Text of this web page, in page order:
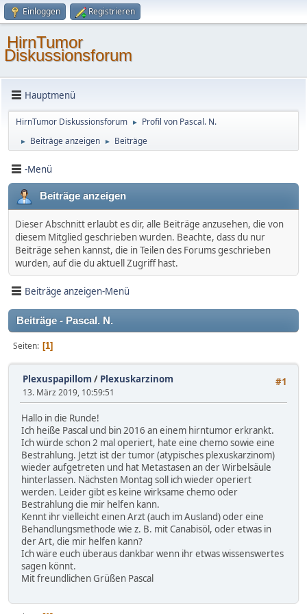
Einloggen Registrieren
HirnTumor
Diskussionsforum
Hauptmenü
HirnTumor Diskussionsforum ► Profil von Pascal. N.
► Beiträge anzeigen ► Beiträge
-Menü
Beiträge anzeigen
Dieser Abschnitt erlaubt es dir, alle Beiträge anzusehen, die von
diesem Mitglied geschrieben wurden. Beachte, dass du nur
Beiträge sehen kannst, die in Teilen des Forums geschrieben
wurden, auf die du aktuell Zugriff hast.
Beiträge anzeigen-Menü
Beiträge - Pascal. N.
Seiten 1
#1
Plexuspapillom / Plexuskarzinom
13. März 2019, 10:59:51
Hallo in die Runde!
Ich heiße Pascal und bin 2016 an einem hirntumor erkrankt.
Ich würde schon 2 mal operiert, hate eine chemo sowie eine
Bestrahlung. Jetzt ist der tumor (atypisches plexuskarzinom)
wieder aufgetreten und hat Metastasen an der Wirbelsäule
hinterlassen. Nächsten Montag soll ich wieder operiert
werden. Leider gibt es keine wirksame chemo oder
Bestrahlung die mir helfen kann.
Kennt ihr vielleicht einen Arzt (auch im Ausland) oder eine
Behandlungsmethode wie z. B. mit Canabisöl, oder etwas in
der Art, die mir helfen kann?
Ich wäre euch überaus dankbar wenn ihr etwas wissenswertes
sagen könnt.
Mit freundlichen Grüßen Pascal